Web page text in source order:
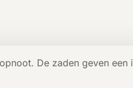
De zaden geven